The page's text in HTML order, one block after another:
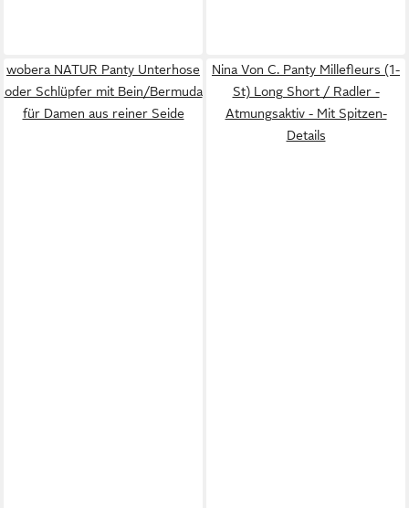
wobera NATUR Panty Unterhose
oder Schlüpfer mit Bein/Bermuda
für Damen aus reiner Seide
Nina Von C. Panty Millefleurs (1-
St) Long Short / Radler -
Atmungsaktiv - Mit Spitzen-
Details